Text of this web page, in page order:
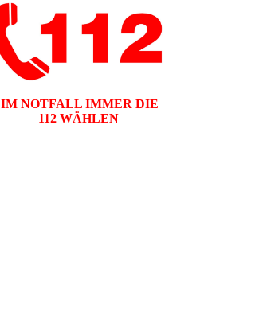
IM NOTFALL IMMER DIE
112 WÄHLEN